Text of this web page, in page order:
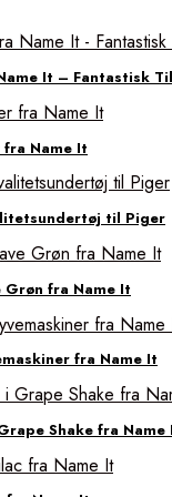
It – Fantastisk
Name It
til Piger
fra Name It
fra Name It
Shake fra Name